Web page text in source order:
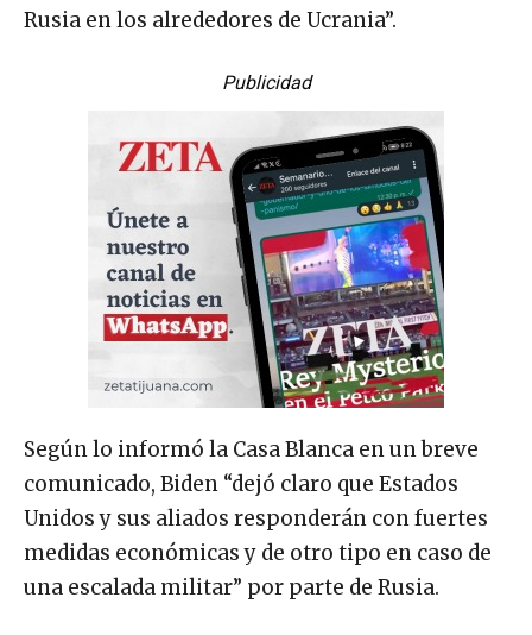
Rusia en los alrededores de Ucrania”.
Publicidad
Según lo informó la Casa Blanca en un breve
comunicado, Biden “dejó claro que Estados
Unidos y sus aliados responderán con fuertes
medidas económicas y de otro tipo en caso de
una escalada militar” por parte de Rusia.